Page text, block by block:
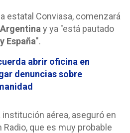
estatal Conviasa, comenzará
Argentina y ya "está pautado
España".
abrir oficina en
denuncias sobre
aérea, aseguró en
Radio, que es muy probable